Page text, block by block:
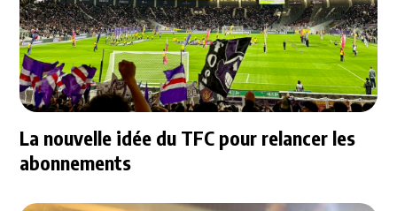
La nouvelle idée du TFC pour relancer les
abonnements